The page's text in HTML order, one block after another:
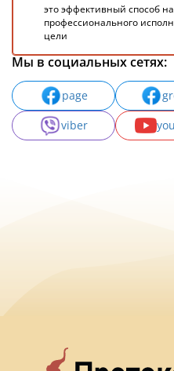
это эффективный способ
профессионального
цели
Мы в социальных сетях:
page
viber